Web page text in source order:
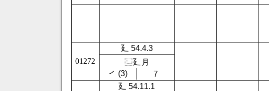
01272
廴 54.4.3
⿺廴
月
㇒ (3)
7
廴 54.11.1